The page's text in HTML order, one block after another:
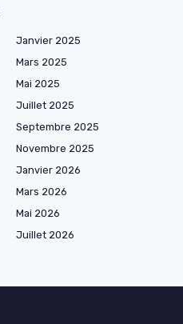
Janvier 2025
Mars 2025
Mai 2025
Juillet 2025
Septembre 2025
Novembre 2025
Janvier 2026
Mars 2026
Mai 2026
Juillet 2026